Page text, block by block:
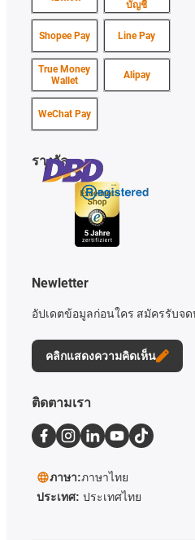
บัญชี
Shopee Pay Line Pay
True Money
Wallet
Alipay
WeChat Pay
รางวัล
Newletter
อัปเดตข้อมูลก่อนใคร สมัครรับจ
คลิกแสดงความคิดเห็น
ติดตามเรา
ภาษา:ภาษาไทย
ประเทศ: ประเทศไทย